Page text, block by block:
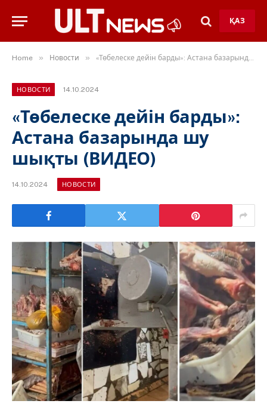
ҚАЗ
Home » Новости » «Төбелеске дейін барды»: Астана базарында шу шықты (ВИДЕО)
НОВОСТИ 14.10.2024
«Төбелеске дейін барды»:
Астана базарында шу
шықты (ВИДЕО)
14.10.2024 НОВОСТИ